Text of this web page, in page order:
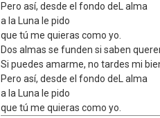
Pero así, desde el fondo deL alma
a la Luna le pido
que tú me quieras como yo.
Dos almas se funden si saben
Si puedes amarme, no tardes mi
Pero así, desde el fondo deL alma
a la Luna le pido
que tú me quieras como yo.